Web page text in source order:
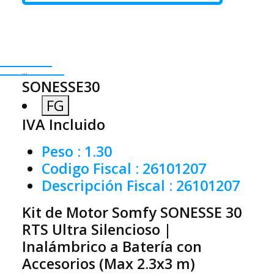
...
SONESSE30
FG
IVA Incluido
Peso : 1.30
Codigo Fiscal : 26101207
Descripción Fiscal : 26101207
Kit de Motor Somfy SONESSE 30
RTS Ultra Silencioso |
Inalámbrico a Batería con
Accesorios (Max 2.3x3 m)